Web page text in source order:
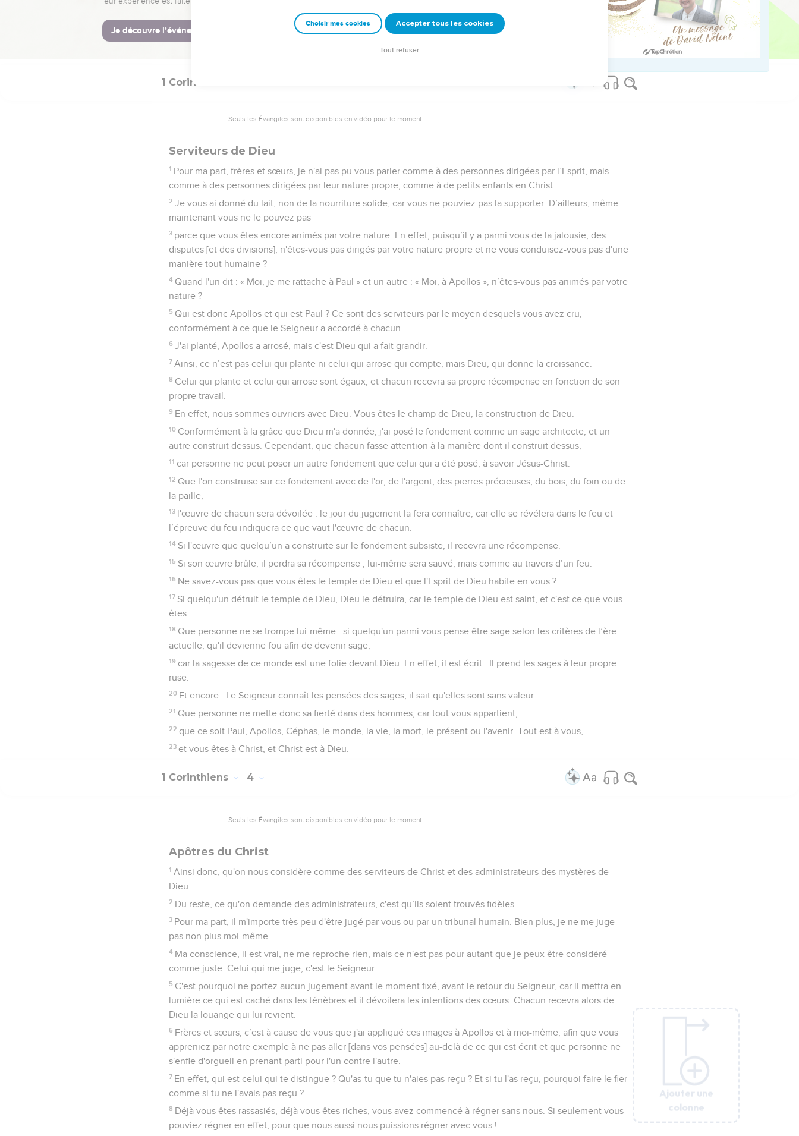
incapable de le comprendre, parce que c'est spirituellement qu'on en juge.
15 L'homme dirigé par l'Esprit, au contraire, juge de tout et n'est lui-même jugé par personne.
En effet, qui a connu la pensée du Seigneur et pourrait l'instruire ? Or nous, nous avons la pensée de Christ.
Ajouter une
colonne
1 Corinthiens
Seuls les Évangiles sont disponibles en vidéo pour le moment.
Serviteurs de Dieu
1 Pour ma part, frères et sœurs, je n'ai pas pu vous parler comme à des personnes dirigées par l’Esprit, mais
comme à des personnes dirigées par leur nature propre, comme à de petits enfants en Christ.
2 Je vous ai donné du lait, non de la nourriture solide, car vous ne pouviez pas la supporter. D’ailleurs, même
maintenant vous ne le pouvez pas
3 parce que vous êtes encore animés par votre nature. En effet, puisqu’il y a parmi vous de la jalousie, des
disputes [et des divisions], n'êtes-vous pas dirigés par votre nature propre et ne vous conduisez-vous pas d'une
manière tout humaine ?
4 Quand l'un dit : « Moi, je me rattache à Paul » et un autre : « Moi, à Apollos », n’êtes-vous pas animés par votre
nature ?
5 Qui est donc Apollos et qui est Paul ? Ce sont des serviteurs par le moyen desquels vous avez cru,
conformément à ce que le Seigneur a accordé à chacun.
6 J'ai planté, Apollos a arrosé, mais c'est Dieu qui a fait grandir.
7 Ainsi, ce n’est pas celui qui plante ni celui qui arrose qui compte, mais Dieu, qui donne la croissance.
8 Celui qui plante et celui qui arrose sont égaux, et chacun recevra sa propre récompense en fonction de son
propre travail.
9 En effet, nous sommes ouvriers avec Dieu. Vous êtes le champ de Dieu, la construction de Dieu.
10 Conformément à la grâce que Dieu m'a donnée, j'ai posé le fondement comme un sage architecte, et un
autre construit dessus. Cependant, que chacun fasse attention à la manière dont il construit dessus,
11 car personne ne peut poser un autre fondement que celui qui a été posé, à savoir Jésus-Christ.
12 Que l'on construise sur ce fondement avec de l'or, de l'argent, des pierres précieuses, du bois, du foin ou de
la paille,
13 l'œuvre de chacun sera dévoilée : le jour du jugement la fera connaître, car elle se révélera dans le feu et
l’épreuve du feu indiquera ce que vaut l'œuvre de chacun.
14 Si l'œuvre que quelqu’un a construite sur le fondement subsiste, il recevra une récompense.
15 Si son œuvre brûle, il perdra sa récompense ; lui-même sera sauvé, mais comme au travers d’un feu.
16 Ne savez-vous pas que vous êtes le temple de Dieu et que l'Esprit de Dieu habite en vous ?
17 Si quelqu'un détruit le temple de Dieu, Dieu le détruira, car le temple de Dieu est saint, et c'est ce que vous
êtes.
18 Que personne ne se trompe lui-même : si quelqu'un parmi vous pense être sage selon les critères de l’ère
actuelle, qu'il devienne fou afin de devenir sage,
19 car la sagesse de ce monde est une folie devant Dieu. En effet, il est écrit : Il prend les sages à leur propre
ruse.
20 Et encore : Le Seigneur connaît les pensées des sages, il sait qu'elles sont sans valeur.
21 Que personne ne mette donc sa fierté dans des hommes, car tout vous appartient,
22 que ce soit Paul, Apollos, Céphas, le monde, la vie, la mort, le présent ou l'avenir. Tout est à vous,
23 et vous êtes à Christ, et Christ est à Dieu.
Ajouter une
colonne
1 Corinthiens 4
Seuls les Évangiles sont disponibles en vidéo pour le moment.
Apôtres du Christ
1 Ainsi donc, qu'on nous considère comme des serviteurs de Christ et des administrateurs des mystères de
Dieu.
2 Du reste, ce qu'on demande des administrateurs, c'est qu’ils soient trouvés fidèles.
3 Pour ma part, il m'importe très peu d'être jugé par vous ou par un tribunal humain. Bien plus, je ne me juge
pas non plus moi-même.
4 Ma conscience, il est vrai, ne me reproche rien, mais ce n'est pas pour autant que je peux être considéré
comme juste. Celui qui me juge, c'est le Seigneur.
5 C'est pourquoi ne portez aucun jugement avant le moment fixé, avant le retour du Seigneur, car il mettra en
lumière ce qui est caché dans les ténèbres et il dévoilera les intentions des cœurs. Chacun recevra alors de
Dieu la louange qui lui revient.
6 Frères et sœurs, c’est à cause de vous que j'ai appliqué ces images à Apollos et à moi-même, afin que vous
appreniez par notre exemple à ne pas aller [dans vos pensées] au-delà de ce qui est écrit et que personne ne
s'enfle d'orgueil en prenant parti pour l'un contre l'autre.
7 En effet, qui est celui qui te distingue ? Qu'as-tu que tu n'aies pas reçu ? Et si tu l'as reçu, pourquoi faire le fier
comme si tu ne l'avais pas reçu ?
8 Déjà vous êtes rassasiés, déjà vous êtes riches, vous avez commencé à régner sans nous. Si seulement vous
pouviez régner en effet, pour que nous aussi nous puissions régner avec vous !
Ajouter une
colonne
Ajouter une
colonne
Ajouter une
colonne
Ajouter une
colonne
Choisir mes cookies Accepter tous les cookies
Tout refuser